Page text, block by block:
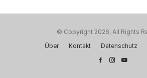
© Copyright 2026, All Rights
Über
Kontakt Datenschutz